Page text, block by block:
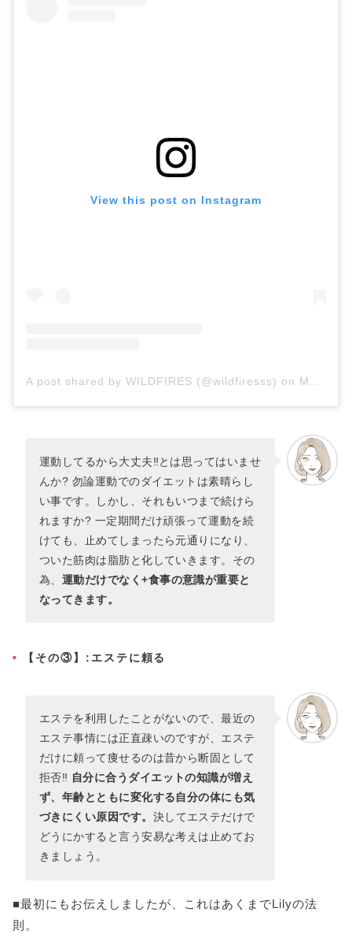
View this post on Instagram
A post shared by WILDFIRES (@wildfiresss) on Mar 10, 2015 at 1:07pm PDT
運動してるから大丈夫‼とは思ってはいませ
んか? 勿論運動でのダイエットは素晴らし
い事です。しかし、それもいつまで続けら
れますか? 一定期間だけ頑張って運動を続
けても、止めてしまったら元通りになり、
ついた筋肉は脂肪と化していきます。その
為、 運動だけでなく+食事の意識が重要と
なってきます。
【その③】:エステに頼る
エステを利用したことがないので、最近の
エステ事情には正直疎いのですが、エステ
だけに頼って痩せるのは昔から断固として
拒否‼ 自分に合うダイエットの知識が増え
ず、年齢とともに変化する自分の体にも気
づきにくい原因です。 決してエステだけで
どうにかすると言う安易な考えは止めてお
きましょう。
■最初にもお伝えしましたが、これはあくまでLilyの法
則。